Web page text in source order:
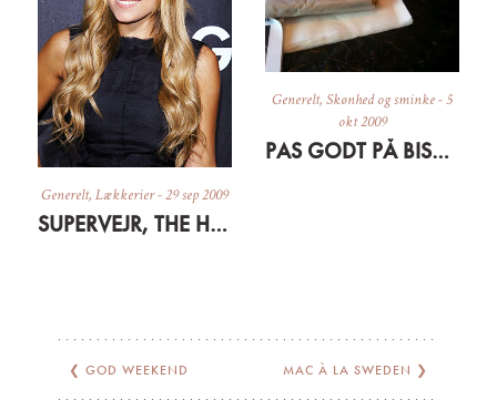
Generelt, Lækkerier-29 sep 2009
SUPERVEJR, THE HILLS OG SEN FROKOST
Generelt,Skønhed og sminke-5
okt 2009
PAS GODT PÅ BISSERNE OG HUDEN
❮ GOD WEEKEND MAC À LA SWEDEN ❯